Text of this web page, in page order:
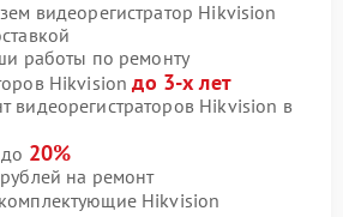
видеорегистратор Hikvision
работы по ремонту
Hikvisionдо 3-х лет
видеорегистраторов Hikvision в
20%
на ремонт
Hikvision